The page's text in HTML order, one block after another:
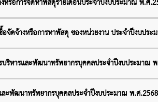
หรือการจัดหาพัสดุรายเดือนประจำปีงบประมาณ พ.ศ
อจัดจ้างหรือการหาพัสดุ ของหน่วยงาน ประจำปีงบปร
ริหารและพัฒนาทรัพยากรบุคคลประจำปีงบประมาณ
ละพัฒนาทรัพยากรบุคคลประจำปีงบประมาณ พ.ศ.2568